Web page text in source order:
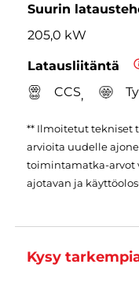
Suurin
205,0 kW
Latausliitäntä
CCS,
** Ilmoitetut tekniset
arvioita uudelle
toimintamatka-arvot
ajotavan ja
Kysy